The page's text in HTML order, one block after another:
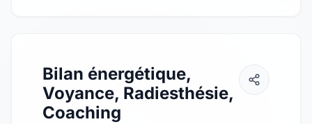
Bilan énergétique,
Voyance, Radiesthésie,
Coaching